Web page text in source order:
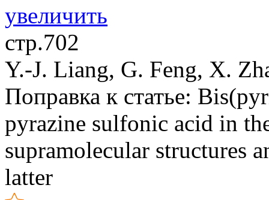
стр.702
Y.-J. Liang, G. Feng, X.
Поправка к статье:
pyrazine sulfonic acid in
supramolecular structures
latter